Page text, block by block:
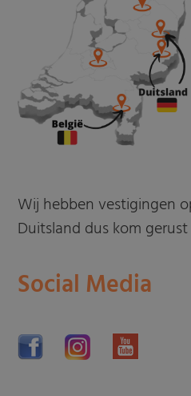
Wij hebben vestigingen
Duitsland dus kom
Social Media